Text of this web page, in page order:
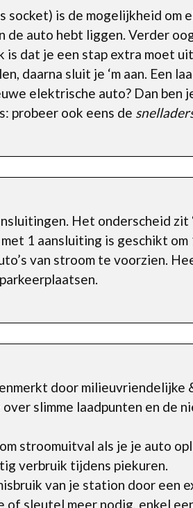
socket) is de mogelijkheid om
de auto hebt liggen. Verder
is dat je een stap extra moet
daarna sluit je ‘m aan. Een
elektrische auto? Dan ben
probeer ook eens de
Het onderscheid zit
1 aansluiting is geschikt
van stroom te voorzien.
door milieuvriendelijke
slimme laadpunten en de
stroomuitval als je je auto
verbruik tijdens piekuren.
van je station door een
of sleutel meer nodig, enkel